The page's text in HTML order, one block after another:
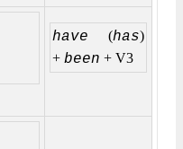
have (has)
+ been + V3